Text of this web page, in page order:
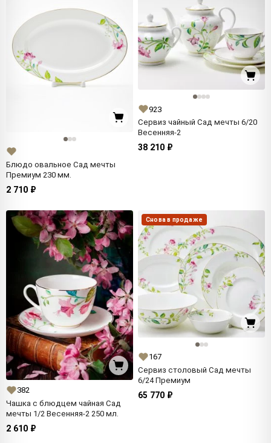
Блюдо овальное Сад мечты
Премиум 230 мм.
2 710 ₽
923
Сервиз чайный Сад мечты 6/20
Весенняя-2
38 210 ₽
382
Чашка с блюдцем чайная Сад
мечты 1/2 Весенняя-2 250 мл.
2 610 ₽
Снова в продаже
167
Сервиз столовый Сад мечты
6/24 Премиум
65 770 ₽